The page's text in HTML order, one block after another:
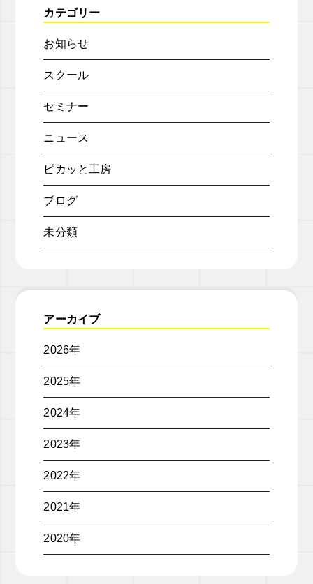
カテゴリー
お知らせ
スクール
セミナー
ニュース
ピカッと工房
ブログ
未分類
アーカイブ
2026年
2025年
2024年
2023年
2022年
2021年
2020年